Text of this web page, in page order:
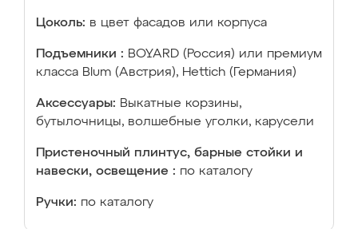
Цоколь: в цвет фасадов или корпуса
Подъемники : BOYARD (Россия) или премиум
класса Blum (Австрия), Hettich (Германия)
Аксессуары: Выкатные корзины,
бутылочницы, волшебные уголки, карусели
Пристеночный плинтус, барные стойки и
навески, освещение : по каталогу
Ручки: по каталогу